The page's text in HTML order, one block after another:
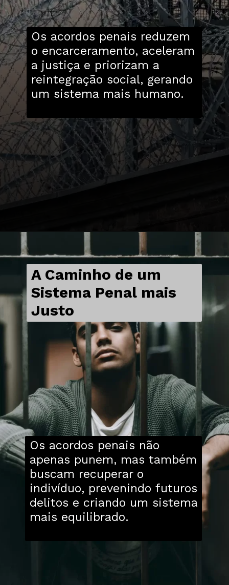
Os acordos penais reduzem
o encarceramento, aceleram
a justiça e priorizam a
reintegração social, gerando
um sistema mais humano.
A Caminho de um
Sistema Penal mais
Justo
Os acordos penais não
apenas punem, mas também
buscam recuperar o
indivíduo, prevenindo futuros
delitos e criando um sistema
mais equilibrado.